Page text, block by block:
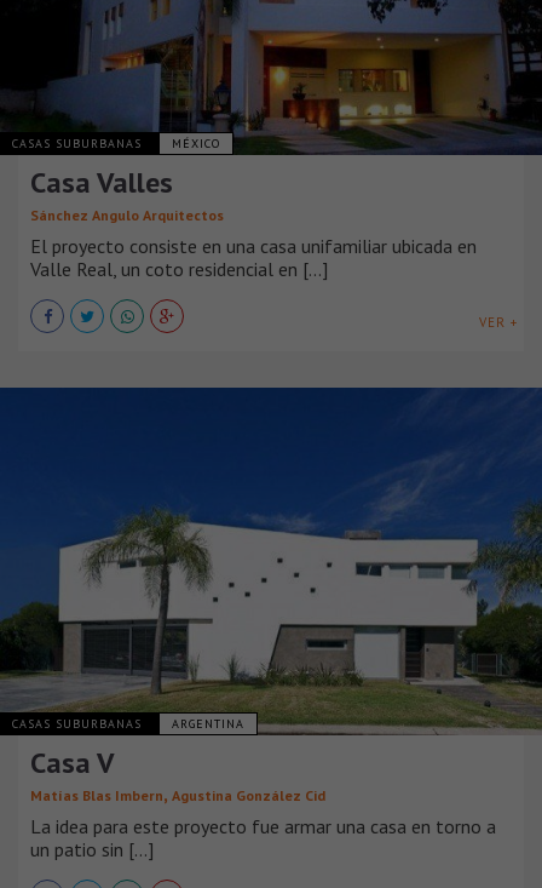
CASAS SUBURBANAS MÉXICO
Casa Valles
Sánchez Angulo Arquitectos
El proyecto consiste en una casa unifamiliar ubicada en
Valle Real, un coto residencial en [...]
VER +
CASAS SUBURBANAS ARGENTINA
Casa V
Matías Blas Imbern, Agustina González Cid
La idea para este proyecto fue armar una casa en torno a
un patio sin [...]